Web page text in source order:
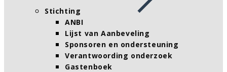
Stichting
ANBI
Lijst van Aanbeveling
Sponsoren en ondersteuning
Verantwoording onderzoek
Gastenboek